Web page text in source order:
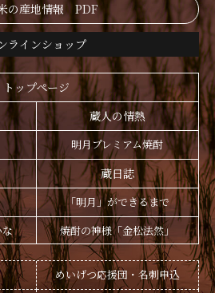
の産地情報 PDF
ラインショップ
トップページ
蔵人の情熱
明月プレミアム焼酎
蔵日誌
「明月」ができるまで
な
焼酎の神様「金松法然」
めいげつ応援団・名刺申込